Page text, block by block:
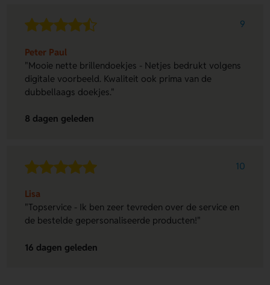
9
Peter Paul
"Mooie nette brillendoekjes - Netjes bedrukt volgens
digitale voorbeeld. Kwaliteit ook prima van de
dubbellaags doekjes."
8 dagen geleden
10
Lisa
"Topservice - Ik ben zeer tevreden over de service en
de bestelde gepersonaliseerde producten!"
16 dagen geleden